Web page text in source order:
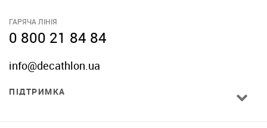
ГАРЯЧА ЛІНІЯ
0 800 21 84 84
info@decathlon.ua
ПІДТРИМКА